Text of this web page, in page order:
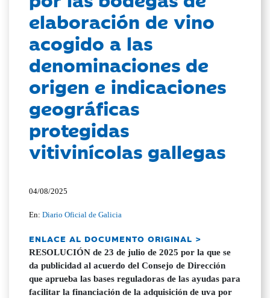
elaboración de vino
acogido a las
denominaciones de
origen e indicaciones
geográficas
protegidas
vitivinícolas gallegas
04/08/2025
En:Diario Oficial de Galicia
ENLACE AL DOCUMENTO ORIGINAL >
RESOLUCIÓN de 23 de julio de 2025 por la que se
da publicidad al acuerdo del Consejo de Dirección
que aprueba las bases reguladoras de las ayudas para
facilitar la financiación de la adquisición de uva por